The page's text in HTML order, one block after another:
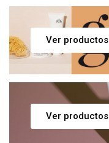
Ver productos
Ver productos